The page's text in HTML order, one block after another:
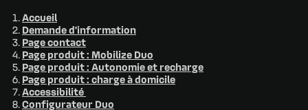
Accueil
Demande d'information
Page contact
Page produit : Mobilize Duo
Page produit : Autonomie et recharge
Page produit : charge à domicile
Accessibilité
Configurateur Duo